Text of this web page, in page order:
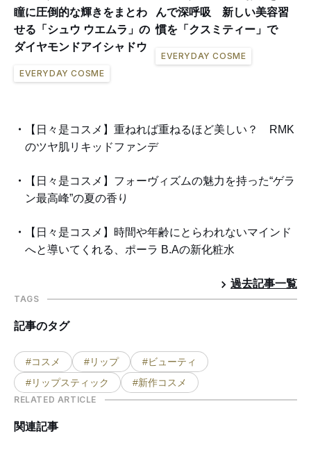
瞳に圧倒的な輝きをまとわ
せる「シュウ ウエムラ」の
ダイヤモンドアイシャドウ
EVERYDAY COSME
んで深呼吸 新しい美容習
慣を「クスミティー」で
EVERYDAY COSME
【日々是コスメ】重ねれば重ねるほど美しい？ RMK
のツヤ肌リキッドファンデ
【日々是コスメ】フォーヴィズムの魅力を持った“ゲラ
ン最高峰”の夏の香り
【日々是コスメ】時間や年齢にとらわれないマインド
へと導いてくれる、ポーラ B.Aの新化粧水
過去記事一覧
TAGS
記事のタグ
#コスメ #リップ
#ビューティ
#リップスティック
#新作コスメ
RELATED ARTICLE
関連記事